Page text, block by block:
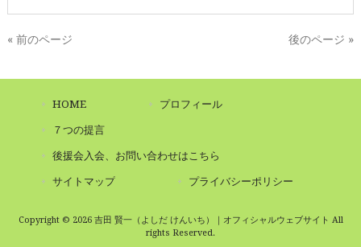
« 前のページ 後のページ »
HOME プロフィール
７つの提言
後援会入会、お問い合わせはこちら
サイトマップ プライバシーポリシー
Copyright © 2026 吉田 賢一（よしだ けんいち）｜オフィシャルウェブサイト All
rights Reserved.